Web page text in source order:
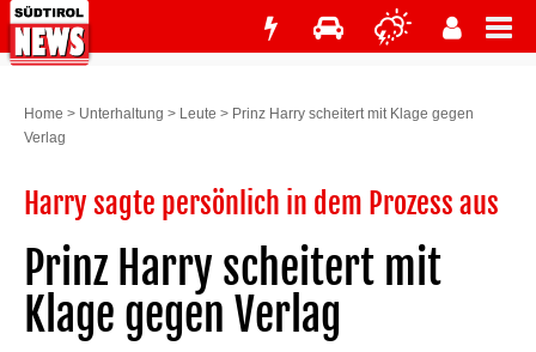
Home > Unterhaltung > Leute > Prinz Harry scheitert mit Klage gegen
Verlag
Harry sagte persönlich in dem Prozess aus
Prinz Harry scheitert mit
Klage gegen Verlag